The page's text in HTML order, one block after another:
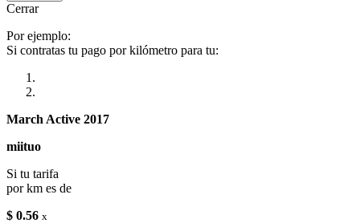
Cerrar
Por ejemplo:
Si contratas tu pago por kilómetro para tu:
March Active 2017
miituo
Si tu tarifa
por km es de
$ 0.56 x